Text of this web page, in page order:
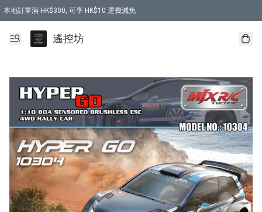
本地訂單滿 HK$300, 可享 HK$10 運費減免
購買 7.6V 6500mah 70C 電池 送 7.6V USB充電器
遙控坊